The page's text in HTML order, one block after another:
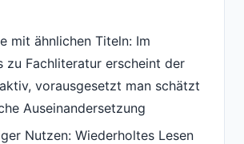
mit ähnlichen Titeln: Im
zu Fachliteratur erscheint der
vorausgesetzt man schätzt
Auseinandersetzung
Nutzen: Wiederholtes Lesen